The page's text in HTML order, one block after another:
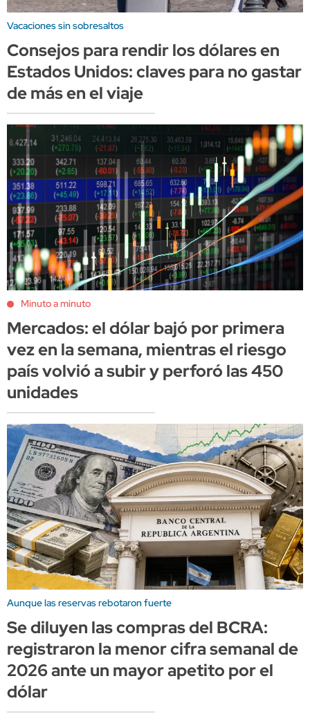
Vacaciones sin sobresaltos
Consejos para rendir los dólares en
Estados Unidos: claves para no gastar
de más en el viaje
Minuto a minuto
Mercados: el dólar bajó por primera
vez en la semana, mientras el riesgo
país volvió a subir y perforó las 450
unidades
Aunque las reservas rebotaron fuerte
Se diluyen las compras del BCRA:
registraron la menor cifra semanal de
2026 ante un mayor apetito por el
dólar